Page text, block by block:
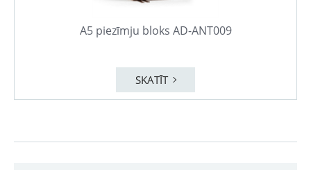
A5 piezīmju bloks AD-ANT009
SKATĪT